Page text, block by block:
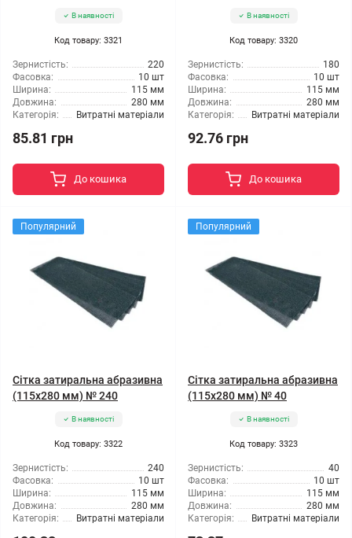
В наявності
Код товару: 3321
Зернистість:
220
Фасовка:
10 шт
Ширина:
115 мм
Довжина:
280 мм
Категорія:
Витратні матеріали
85.81 грн
До кошика
В наявності
Код товару: 3320
Зернистість:
180
Фасовка:
10 шт
Ширина:
115 мм
Довжина:
280 мм
Категорія:
Витратні матеріали
92.76 грн
До кошика
Популярний
Сітка затиральна абразивна
(115x280 мм) № 240
В наявності
Код товару: 3322
Зернистість:
240
Фасовка:
10 шт
Ширина:
115 мм
Довжина:
280 мм
Категорія:
Витратні матеріали
Популярний
Сітка затиральна абразивна
(115x280 мм) № 40
В наявності
Код товару: 3323
Зернистість:
40
Фасовка:
10 шт
Ширина:
115 мм
Довжина:
280 мм
Категорія:
Витратні матеріали